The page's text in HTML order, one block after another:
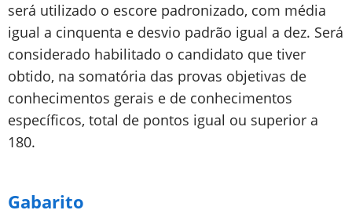
será utilizado o escore padronizado, com média
igual a cinquenta e desvio padrão igual a dez. Será
considerado habilitado o candidato que tiver
obtido, na somatória das provas objetivas de
conhecimentos gerais e de conhecimentos
específicos, total de pontos igual ou superior a
180.
Gabarito